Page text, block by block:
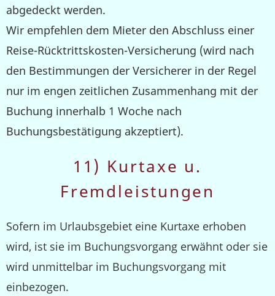
abgedeckt werden.
Wir empfehlen dem Mieter den Abschluss einer
Reise-Rücktrittskosten-Versicherung (wird nach
den Bestimmungen der Versicherer in der Regel
nur im engen zeitlichen Zusammenhang mit der
Buchung innerhalb 1 Woche nach
Buchungsbestätigung akzeptiert).
11) Kurtaxe u.
Fremdleistungen
Sofern im Urlaubsgebiet eine Kurtaxe erhoben
wird, ist sie im Buchungsvorgang erwähnt oder sie
wird unmittelbar im Buchungsvorgang mit
einbezogen.